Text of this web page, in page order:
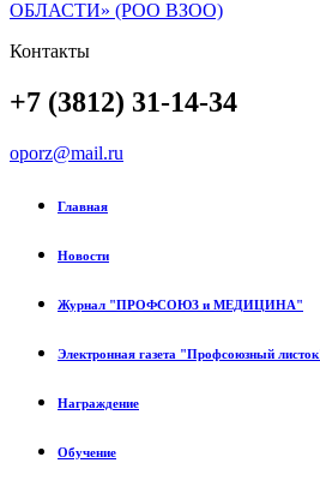
Контакты
+7 (3812) 31-14-34
oporz@mail.ru
Главная
Новости
Журнал "ПРОФСОЮЗ и МЕДИЦИНА"
Электронная газета "Профсоюзный
Награждение
Обучение